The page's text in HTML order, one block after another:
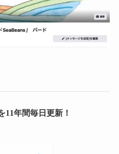
11年間毎日更新！